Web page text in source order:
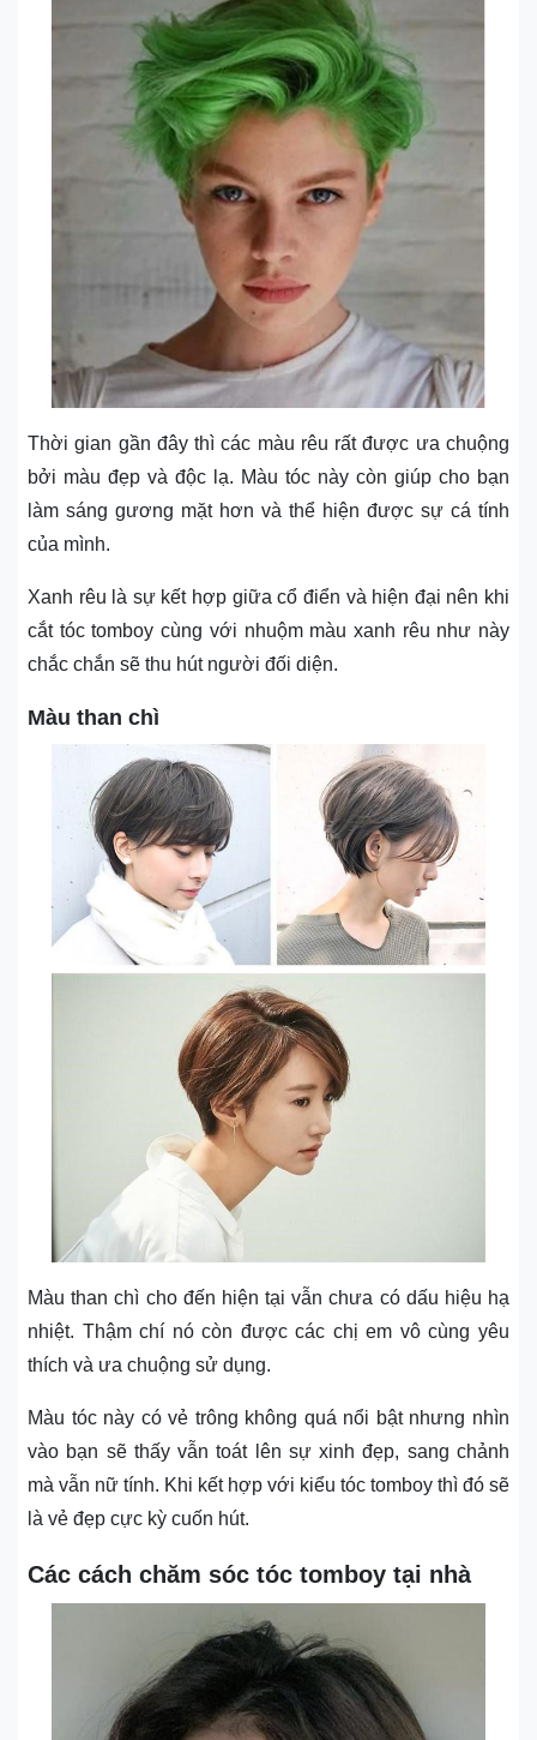
Thời gian gần đây thì các màu rêu rất được ưa chuộng
bởi màu đẹp và độc lạ. Màu tóc này còn giúp cho bạn
làm sáng gương mặt hơn và thể hiện được sự cá tính
của mình.
Xanh rêu là sự kết hợp giữa cổ điển và hiện đại nên khi
cắt tóc tomboy cùng với nhuộm màu xanh rêu như này
chắc chắn sẽ thu hút người đối diện.
Màu than chì
Màu than chì cho đến hiện tại vẫn chưa có dấu hiệu hạ
nhiệt. Thậm chí nó còn được các chị em vô cùng yêu
thích và ưa chuộng sử dụng.
Màu tóc này có vẻ trông không quá nổi bật nhưng nhìn
vào bạn sẽ thấy vẫn toát lên sự xinh đẹp, sang chảnh
mà vẫn nữ tính. Khi kết hợp với kiểu tóc tomboy thì đó sẽ
là vẻ đẹp cực kỳ cuốn hút.
Các cách chăm sóc tóc tomboy tại nhà